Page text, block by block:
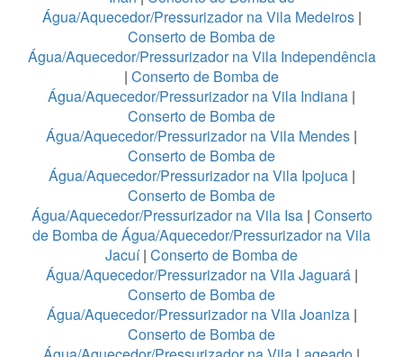
Água/Aquecedor/Pressurizador na Vila Medeiros|
Conserto de Bomba de
Água/Aquecedor/Pressurizador na Vila Independência
| Conserto de Bomba de
Água/Aquecedor/Pressurizador na Vila Indiana |
Conserto de Bomba de
Água/Aquecedor/Pressurizador na Vila Mendes |
Conserto de Bomba de
Água/Aquecedor/Pressurizador na Vila Ipojuca|
Conserto de Bomba de
Água/Aquecedor/Pressurizador na Vila Isa| Conserto
de Bomba de Água/Aquecedor/Pressurizador na Vila
Jacuí| Conserto de Bomba de
Água/Aquecedor/Pressurizador na Vila Jaguará|
Conserto de Bomba de
Água/Aquecedor/Pressurizador na Vila Joaniza|
Conserto de Bomba de